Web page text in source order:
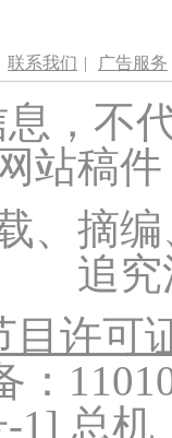
联系我们 | 广告服务
，不
站稿
、摘
追
目许可
：
1 ] 总机